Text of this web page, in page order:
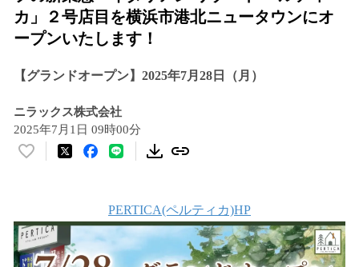
カ」２号店目を横浜市港北ニュータウンにオ
ープンいたします！
【グランドオープン】2025年7月28日（月）
ニラックス株式会社
2025年7月1日 09時00分
い
数
を
読
PERTICA(ペルティカ)HP